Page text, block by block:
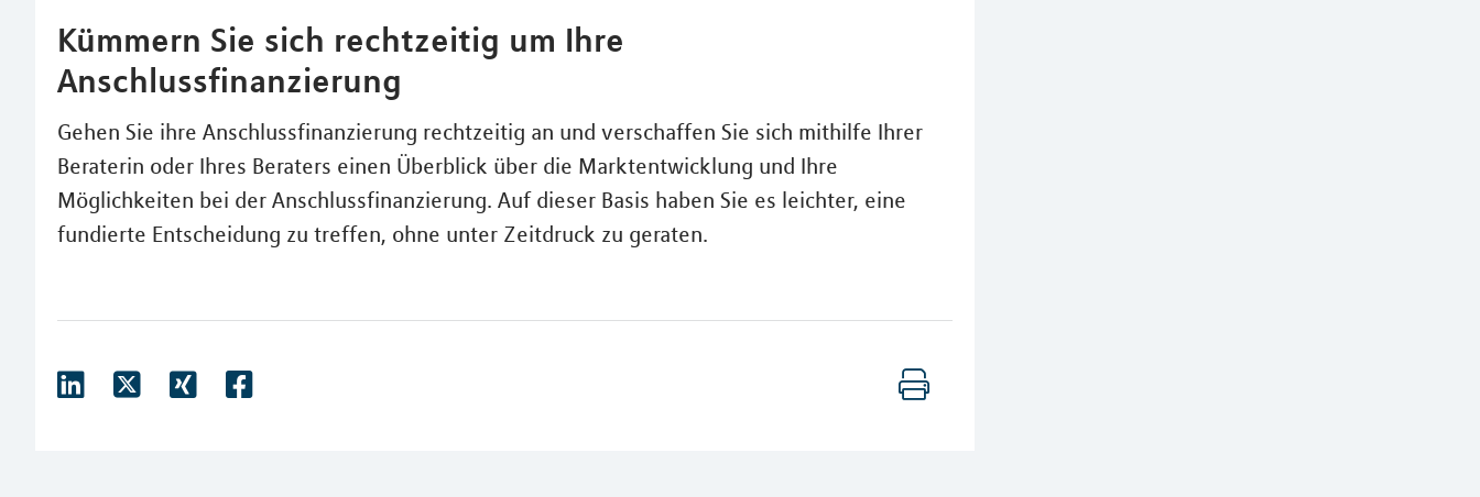
Kümmern Sie sich rechtzeitig um Ihre
Anschlussfinanzierung
Gehen Sie ihre Anschlussfinanzierung rechtzeitig an und verschaffen Sie sich mithilfe Ihrer
Beraterin oder Ihres Beraters einen Überblick über die Marktentwicklung und Ihre
Möglichkeiten bei der Anschlussfinanzierung. Auf dieser Basis haben Sie es leichter, eine
fundierte Entscheidung zu treffen, ohne unter Zeitdruck zu geraten.